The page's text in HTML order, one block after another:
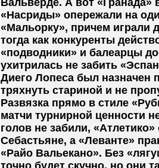
Вальверде. А вот «Гранада»
«Насриды» опережали на
«Мальорку», причем играли
тогда как конкуренты
«подводники» и балеарцы
ухитрилась не забить
Диего Лопеса был назначен
тряхнуть стариной и не
Развязка прямо в стиле
матчи турнирной ценности
голов не забили,
Себастьяне, а «Леванте»
«Райо Вальекано». Без
точно будет скучно, но они